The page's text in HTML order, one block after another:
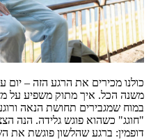
כולנו מכירים את הרגע הזה –
משנה הכל. איך מתוק משפיע על
במוח שמגבירים תחושת הנאה
"חוגג" כשהוא פוגש גלידה. הנה
דופמין: ברגע שהלשון פוגשת את